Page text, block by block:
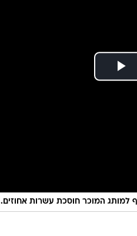
למותג המוכר חוסכת עשרות אחוזים.